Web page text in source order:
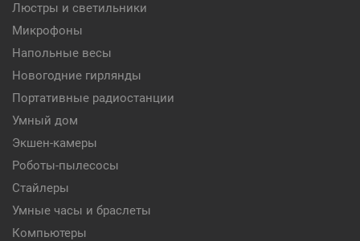
Люстры и светильники
Микрофоны
Напольные весы
Новогодние гирлянды
Портативные радиостанции
Умный дом
Экшен-камеры
Роботы-пылесосы
Стайлеры
Умные часы и браслеты
Компьютеры